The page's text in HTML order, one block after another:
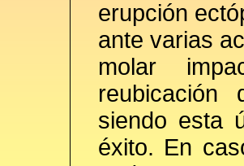
erupción
ante varias
molar
reubicación
siendo esta
éxito. En